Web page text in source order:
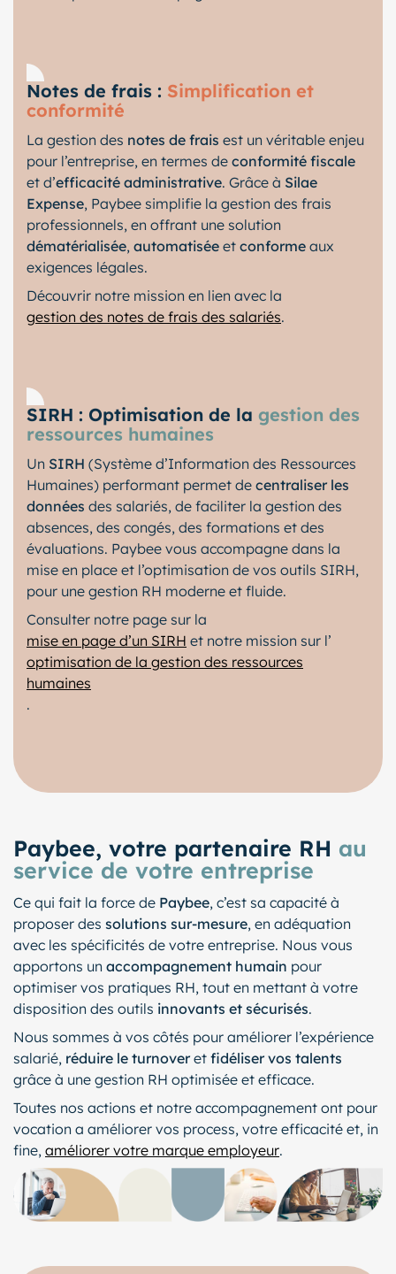
Notes de frais : Simplification et
conformité
La gestion des notes de frais est un véritable enjeu
pour l’entreprise, en termes de conformité fiscale
et d’efficacité administrative. Grâce à Silae
Expense, Paybee simplifie la gestion des frais
professionnels, en offrant une solution
dématérialisée, automatisée et conforme aux
exigences légales.
Découvrir notre mission en lien avec la
gestion des notes de frais des salariés.
SIRH : Optimisation de la gestion des
ressources humaines
Un SIRH (Système d’Information des Ressources
Humaines) performant permet de centraliser les
données des salariés, de faciliter la gestion des
absences, des congés, des formations et des
évaluations. Paybee vous accompagne dans la
mise en place et l’optimisation de vos outils SIRH,
pour une gestion RH moderne et fluide.
Consulter notre page sur la
mise en page d’un SIRH et notre mission sur l’
optimisation de la gestion des ressources
humaines
.
Paybee, votre partenaire RH au
service de votre entreprise
Ce qui fait la force de Paybee, c’est sa capacité à
proposer des solutions sur-mesure, en adéquation
avec les spécificités de votre entreprise. Nous vous
apportons un accompagnement humain pour
optimiser vos pratiques RH, tout en mettant à votre
disposition des outils innovants et sécurisés.
Nous sommes à vos côtés pour améliorer l’expérience
salarié, réduire le turnoveret fidéliser vos talents
grâce à une gestion RH optimisée et efficace.
Toutes nos actions et notre accompagnement ont pour
vocation a améliorer vos process, votre efficacité et, in
fine, améliorer votre marque employeur.